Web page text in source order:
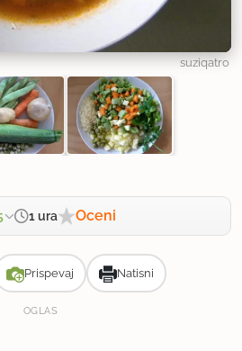
suziqatro
1 ura Oceni
Prispevaj Natisni
OGLAS